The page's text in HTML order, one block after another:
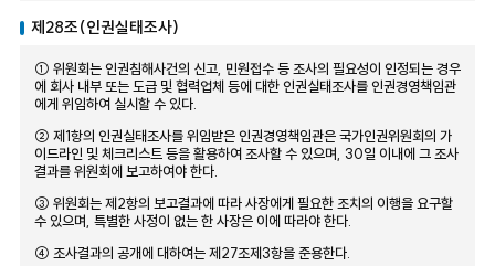
제28조(인권실태조사)
① 위원회는 인권침해사건의 신고, 민원접수 등 조사의 필요성이 인정되는 경우
에 회사 내부 또는 도급 및 협력업체 등에 대한 인권실태조사를 인권경영책임관
에게 위임하여 실시할 수 있다.
② 제1항의 인권실태조사를 위임받은 인권경영책임관은 국가인권위원회의 가
이드라인 및 체크리스트 등을 활용하여 조사할 수 있으며, 30일 이내에 그 조사
결과를 위원회에 보고하여야 한다.
③ 위원회는 제2항의 보고결과에 따라 사장에게 필요한 조치의 이행을 요구할
수 있으며, 특별한 사정이 없는 한 사장은 이에 따라야 한다.
④ 조사결과의 공개에 대하여는 제27조제3항을 준용한다.